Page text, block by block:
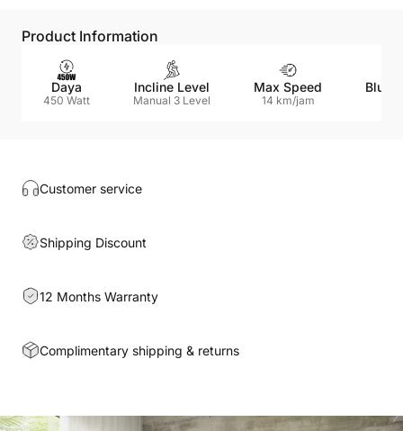
Product Information
Daya
450 Watt
Incline Level
Manual 3 Level
Max Speed
14 km/jam
Customer service
Shipping Discount
12 Months Warranty
Complimentary shipping & returns